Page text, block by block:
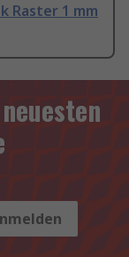
Raster 1 mm